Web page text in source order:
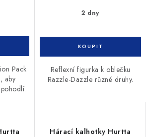
Pack
aby
2 dny
Reflexní figurka k oblečku
Razzle-Dazzle různé druhy.
Hárací kalhotky Hurtta